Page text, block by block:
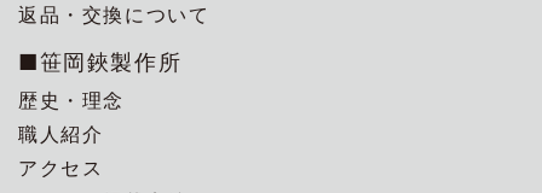
返品・交換について
■笹岡鋏製作所
歴史・理念
職人紹介
アクセス